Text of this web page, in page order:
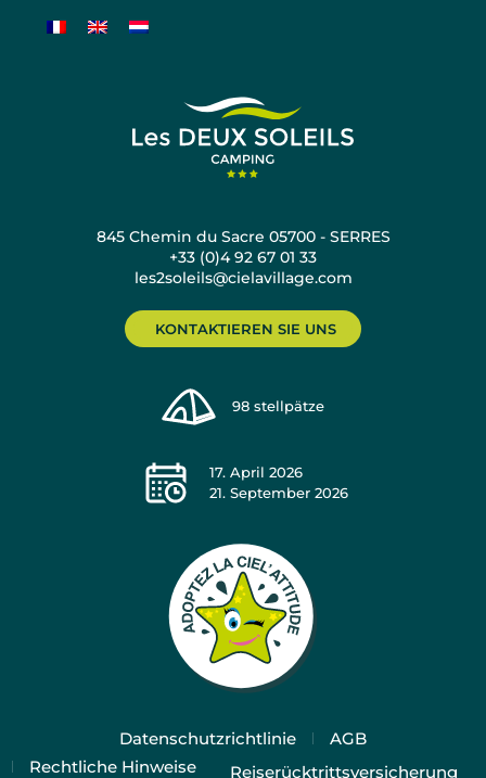
845 Chemin du Sacre 05700 - SERRES
+33 (0)4 92 67 01 33
les2soleils@cielavillage.com
KONTAKTIEREN SIE UNS
98 stellpätze
17. April 2026
21. September 2026
Datenschutzrichtlinie
AGB
Rechtliche Hinweise
Reiserücktrittsversicherung